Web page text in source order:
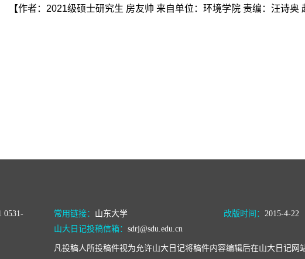
【作者：2021级硕士研究生 房友帅 来自单位：环境学院 责编：汪诗奥
0531-
常用链接： 山东大学 改版时间： 2015-4-22
山大日记投稿信箱： sdrj@sdu.edu.cn
凡投稿人所投稿件视为允许山大日记将稿件内容编辑后在山大日记网